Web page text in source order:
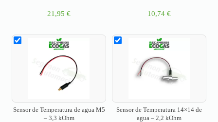
21,95 € 10,74 €
Sensor de Temperatura de agua M5
– 3,3 kOhm
Sensor de Temperatura 14×14 de
agua – 2,2 kOhm